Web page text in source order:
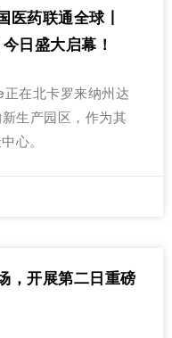
医药联通全球丨
日盛大启幕！
在北卡罗来纳州达
生产园区，作为其
心。
，开展第二日重磅